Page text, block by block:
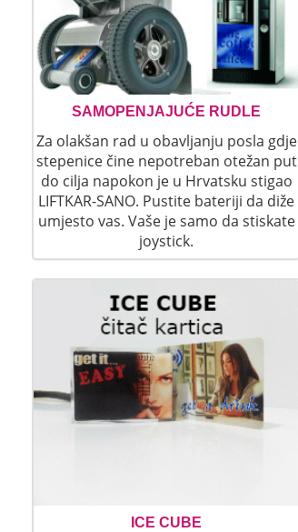
SAMOPENJAJUĆE RUDLE
Za olakšan rad u obavljanju posla gdje
stepenice čine nepotreban otežan put
do cilja napokon je u Hrvatsku stigao
LIFTKAR-SANO. Pustite bateriji da diže
umjesto vas. Vaše je samo da stiskate
joystick.
ICE CUBE